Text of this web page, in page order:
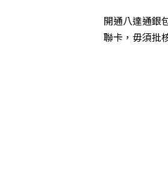
開通八達通銀
聯卡，毋須批